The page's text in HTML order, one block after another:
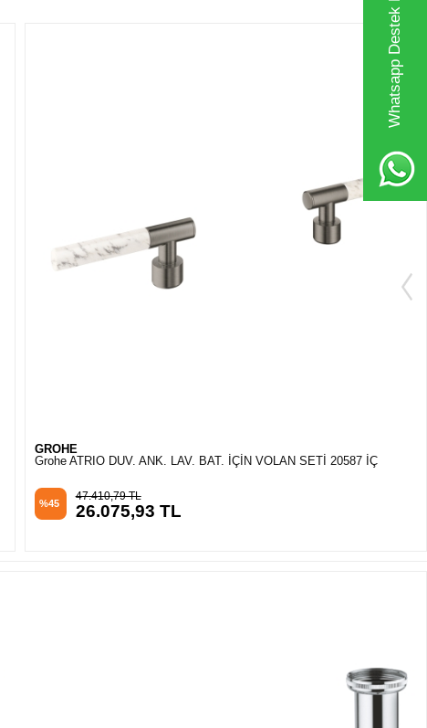
Whatsapp Destek Hattı
GROHE
Grohe ATRIO DUV. ANK. LAV. BAT. İÇİN VOLAN SETİ 20587 İÇ
%45
47.410,79 TL
26.075,93 TL